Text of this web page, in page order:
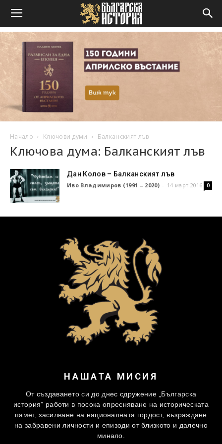
Начало Ключови думи Балканският лъв
Ключова дума: Балканският лъв
Дан Колов – Балканският лъв
Иво Владимиров (1991 – 2020) - 14 март 2016 0
НАШАТА МИСИЯ
От създаването си до днес сдружение „Българска
история” работи в посока опресняване на историческата
памет, засилване на националната гордост, възраждане
на забравени личности и епизоди от близкото и далечно
минало.